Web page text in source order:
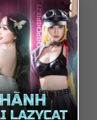
×
rapper trẻ
thuật và
màn biểu
cách cá
cùng khả